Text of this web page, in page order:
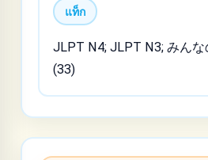
แท็ก
JLPT N4; JLPT N3; みんな
(33)